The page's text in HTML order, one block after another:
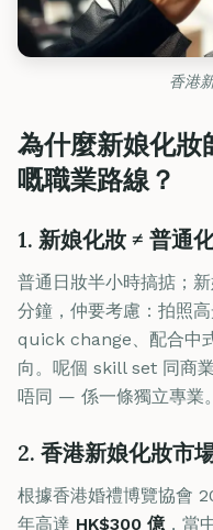
香港
為什麼新娘化妝
嘅職業路線？
1. 新娘化妝 ≠ 普通
普通日妝半小時搞掂；
分鐘，仲要考慮：拍照
quick change、配合中
向。呢個 skill set 同商
唔同 — 係一條獨立專業。
2. 香港新娘化妝市
根據香港婚禮博覽協會
年高達 HK$300 億，當